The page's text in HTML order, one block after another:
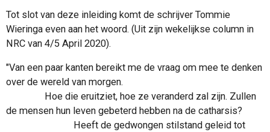
Tot slot van deze inleiding komt de schrijver Tommie
Wieringa even aan het woord. (Uit zijn wekelijkse column in
NRC van 4/5 April 2020).
"Van een paar kanten bereikt me de vraag om mee te denken
over de wereld van morgen.
Hoe die eruitziet, hoe ze veranderd zal zijn. Zullen
de mensen hun leven gebeterd hebben na de catharsis?
Heeft de gedwongen stilstand geleid tot